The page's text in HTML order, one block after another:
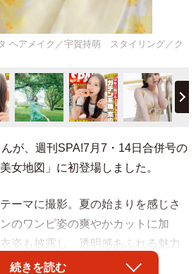
ヘアメイク／宇賀持萌 スタイリング／ク
が、週刊SPA!7月7・14日合併号の
女地図」に初登場しました。
ーマに撮影。夏の始まりを感じさ
のワンピ姿の爽やかカットに加
姿も披露し、透明感あふれる魅力
／鈴木ゴータ ヘアメイク／宇賀
続きを読む